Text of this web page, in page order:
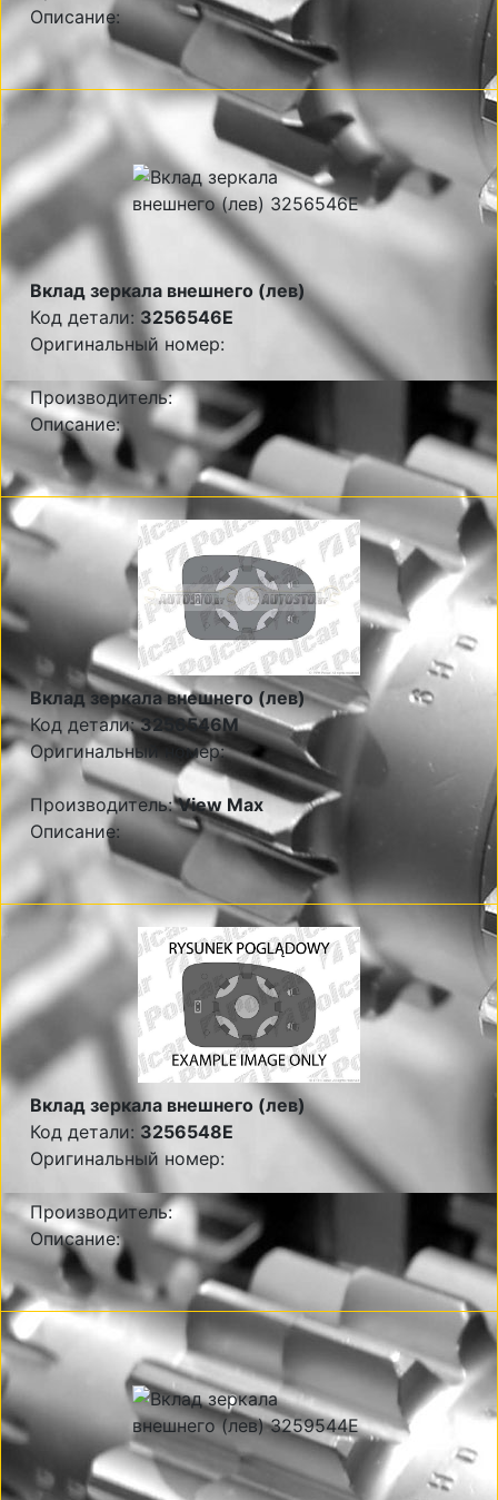
Описание:
Вклад зеркала внешнего (лев)
Код детали: 3256546E
Оригинальный номер:
Производитель:
Описание:
Вклад зеркала внешнего (лев)
Код детали:3256546M
Оригинальный номер:
Производитель:View Max
Описание:
Вклад зеркала внешнего (лев)
Код детали: 3256548E
Оригинальный номер:
Производитель:
Описание: